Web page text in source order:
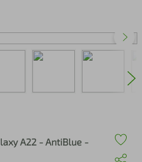
A22 - AntiBlue -